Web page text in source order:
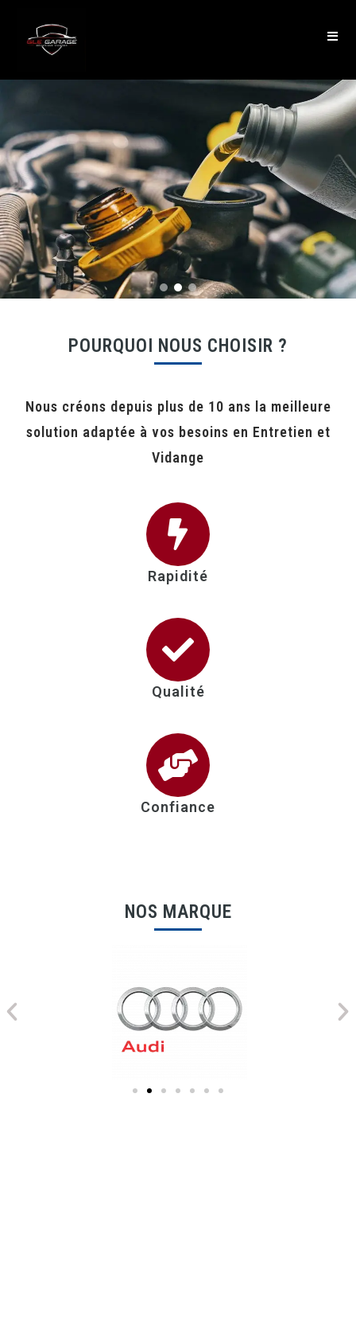
POURQUOI NOUS CHOISIR ?
Nous créons depuis plus de 10 ans la meilleure
solution adaptée à vos besoins en Entretien et
Vidange
Rapidité
Qualité
Confiance
NOS MARQUE